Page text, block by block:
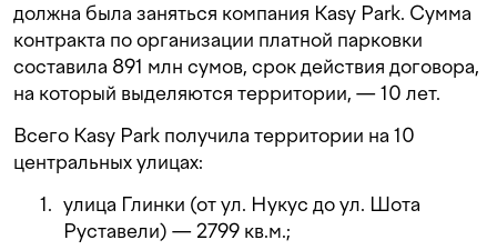
должна была заняться компания Kasy Park. Сумма
контракта по организации платной парковки
составила 891 млн сумов, срок действия договора,
на который выделяются территории, — 10 лет.
Всего Kasy Park получила территории на 10
центральных улицах:
улица Глинки (от ул. Нукус до ул. Шота
Руставели) — 2799 кв.м.;